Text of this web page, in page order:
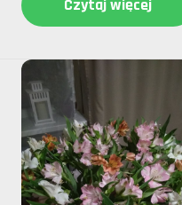
Czytaj więcej